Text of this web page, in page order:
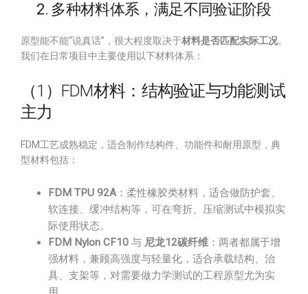
2. 多种材料体系，满足不同验证阶段
原型能不能“说真话”，很大程度取决于材料是否匹配实际工况。
我们在日常项目中主要使用以下材料体系：
（1）FDM材料：结构验证与功能测试
主力
FDM工艺成熟稳定，适合制作结构件、功能件和耐用原型，典
型材料包括：
FDM TPU 92A：柔性橡胶类材料，适合做防护套、
软连接、缓冲结构等，可在弯折、压缩测试中模拟实
际使用状态。
FDM Nylon CF10 与 尼龙12碳纤维 ：两者都属于增
强材料，兼顾高强度与轻量化，适合承载结构、治
具、支架等，对需要做力学测试的工程原型尤为实